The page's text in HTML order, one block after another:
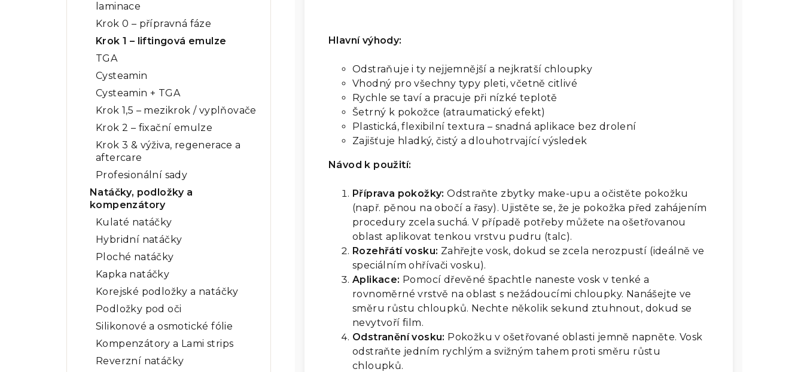
laminace
Krok 0 – přípravná fáze
Krok 1 – liftingová emulze
TGA
Cysteamin
Cysteamin + TGA
Krok 1,5 – mezikrok / vyplňovače
Krok 2 – fixační emulze
Krok 3 & výživa, regenerace a
aftercare
Profesionální sady
Natáčky, podložky a
kompenzátory
Kulaté natáčky
Hybridní natáčky
Ploché natáčky
Kapka natáčky
Korejské podložky a natáčky
Podložky pod oči
Silikonové a osmotické fólie
Kompenzátory a Lami strips
Reverzní natáčky
Hlavní výhody:
Odstraňuje i ty nejjemnější a nejkratší chloupky
Vhodný pro všechny typy pleti, včetně citlivé
Rychle se taví a pracuje při nízké teplotě
Šetrný k pokožce (atraumatický efekt)
Plastická, flexibilní textura – snadná aplikace bez drolení
Zajišťuje hladký, čistý a dlouhotrvající výsledek
Návod k použití:
Příprava pokožky:Odstraňte zbytky make-upu a očistěte pokožku
(např. pěnou na obočí a řasy). Ujistěte se, že je pokožka před zahájením
procedury zcela suchá. V případě potřeby můžete na ošetřovanou
oblast aplikovat tenkou vrstvu pudru (talc).
Rozehřátí vosku: Zahřejte vosk, dokud se zcela nerozpustí (ideálně ve
speciálním ohřívači vosku).
Aplikace: Pomocí dřevěné špachtle naneste vosk v tenké a
rovnoměrné vrstvě na oblast s nežádoucími chloupky. Nanášejte ve
směru růstu chloupků. Nechte několik sekund ztuhnout, dokud se
nevytvoří film.
Odstranění vosku: Pokožku v ošetřované oblasti jemně napněte. Vosk
odstraňte jedním rychlým a svižným tahem proti směru růstu
chloupků.